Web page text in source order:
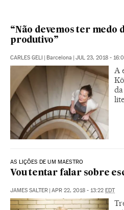
“Não devemos ter medo
produtivo”
CARLES GELI Barcelona JUL 23, 2018 -
A
AS LIÇÕES DE UM MAESTRO
Vou tentar falar sobre
JAMES SALTER APR 22, 2018 - 13:22 EDT